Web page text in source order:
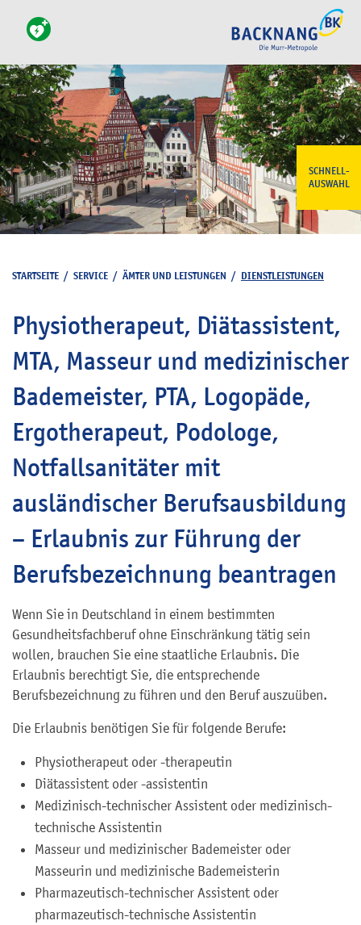
SCHNELL-
AUSWAHL
STARTSEITE / SERVICE / ÄMTER UND LEISTUNGEN / DIENSTLEISTUNGEN
Physiotherapeut, Diätassistent,
MTA, Masseur und medizinischer
Bademeister, PTA, Logopäde,
Ergotherapeut, Podologe,
Notfallsanitäter mit
ausländischer Berufsausbildung
– Erlaubnis zur Führung der
Berufsbezeichnung beantragen
Wenn Sie in Deutschland in einem bestimmten
Gesundheitsfachberuf ohne Einschränkung tätig sein
wollen, brauchen Sie eine staatliche Erlaubnis. Die
Erlaubnis berechtigt Sie, die entsprechende
Berufsbezeichnung zu führen und den Beruf auszuüben.
Die Erlaubnis benötigen Sie für folgende Berufe:
Physiotherapeut oder -therapeutin
Diätassistent oder -assistentin
Medizinisch-technischer Assistent oder medizinisch-
technische Assistentin
Masseur und medizinischer Bademeister oder
Masseurin und medizinische Bademeisterin
Pharmazeutisch-technischer Assistent oder
pharmazeutisch-technische Assistentin